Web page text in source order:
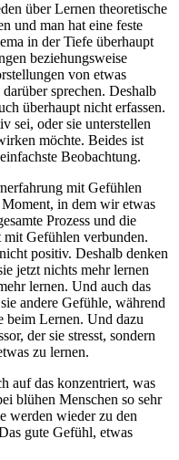
über Lernen theoretische
und man hat eine feste
in der Tiefe überhaupt
beziehungsweise
von etwas
sprechen. Deshalb
überhaupt nicht erfassen.
sei, oder sie unterstellen
möchte. Beides ist
Beobachtung.
mit Gefühlen
in dem wir etwas
Prozess und die
Gefühlen verbunden.
positiv. Deshalb denken
jetzt nichts mehr lernen
lernen. Und auch das
andere Gefühle, während
beim Lernen. Und dazu
der sie stresst, sondern
zu lernen.
auf das konzentriert, was
blühen Menschen so sehr
werden wieder zu den
gute Gefühl, etwas